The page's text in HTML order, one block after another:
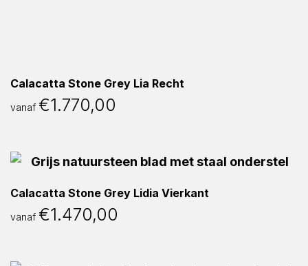
Calacatta Stone Grey Lia Recht
vanaf €1.770,00
Calacatta Stone Grey Lidia Vierkant
vanaf €1.470,00